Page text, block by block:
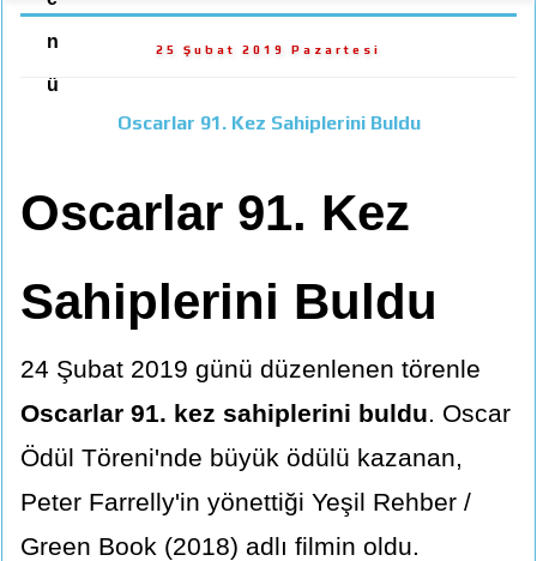
n
ü
25 Şubat 2019 Pazartesi
Oscarlar 91. Kez Sahiplerini Buldu
Oscarlar 91. Kez
Sahiplerini Buldu
24 Şubat 2019 günü düzenlenen törenle
Oscarlar 91. kez sahiplerini buldu . Oscar
Ödül Töreni'nde büyük ödülü kazanan,
Peter Farrelly'in yönettiği Yeşil Rehber /
Green Book (2018) adlı filmin oldu.